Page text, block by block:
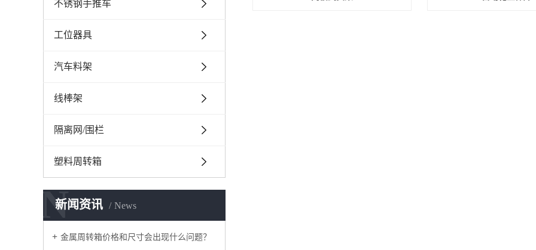
不锈钢手推车
工位器具
汽车料架
线棒架
隔离网/围栏
塑料周转箱
新闻资讯 News
N
金属周转箱价格和尺寸会出现什么问题？